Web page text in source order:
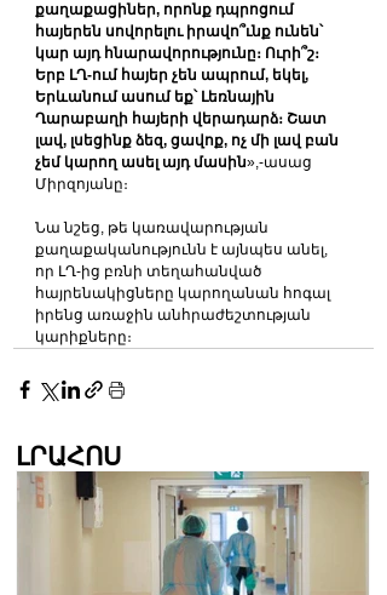
քաղաքացիներ, որոնք դպրոցում
հայերեն սովորելու իրավո՞ւնք ունեն՝
կար այդ հնարավորությունը։ Ուրի՞շ։
Երբ ԼՂ-ում հայեր չեն ապրում, եկել,
Երևանում ասում եք՝ Լեռնային
Ղարաբաղի հայերի վերադարձ։ Շատ
լավ, լսեցինք ձեզ, ցավոք, ոչ մի լավ բան
չեմ կարող ասել այդ մասին»,-ասաց
Միրզոյանը։
Նա նշեց, թե կառավարության
քաղաքականությունն է այնպես անել,
որ ԼՂ-ից բռնի տեղահանված
հայրենակիցները կարողանան հոգալ
իրենց առաջին անհրաժեշտության
կարիքները։
ԼՐԱՀՈՍ